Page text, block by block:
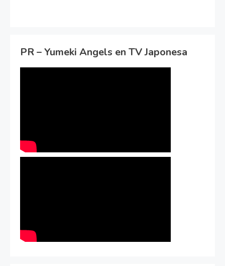
PR – Yumeki Angels en TV Japonesa